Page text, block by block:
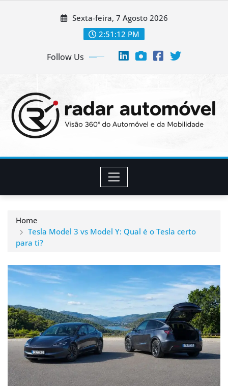
Sexta-feira, 7 Agosto 2026
2:51:13 PM
Follow Us
Home
Tesla Model 3 vs Model Y: Qual é o Tesla certo
para ti?